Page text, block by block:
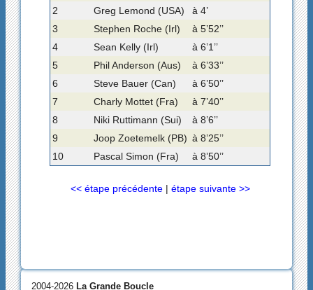
2
Greg Lemond (USA)
à 4’
3
Stephen Roche (Irl)
à 5’52’’
4
Sean Kelly (Irl)
à 6’1’’
5
Phil Anderson (Aus)
à 6’33’’
6
Steve Bauer (Can)
à 6’50’’
7
Charly Mottet (Fra)
à 7’40’’
8
Niki Ruttimann (Sui)
à 8’6’’
9
Joop Zoetemelk (PB) à 8’25’’
10
Pascal Simon (Fra) à 8’50’’
<< étape précédente| étape suivante >>
2004-2026 La Grande Boucle